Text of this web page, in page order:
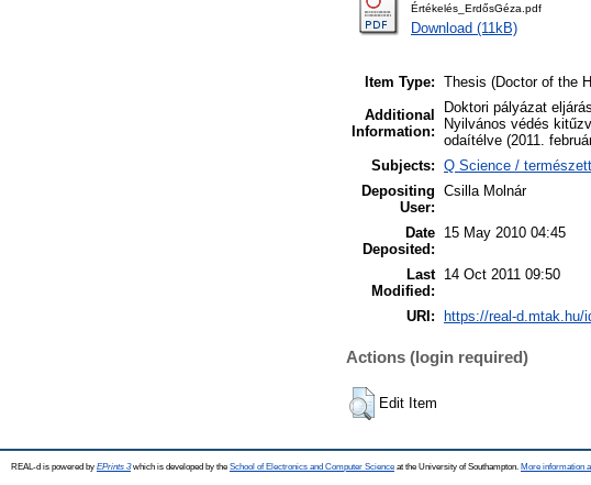
Értékelés_ErdősGéza.pdf
Download (11kB)
Item Type: Thesis (Doctor of the
Additional
Information:
Doktori pályázat
Nyilvános védés
odaítélve (2011.
Subjects: Q Science /
Depositing
User:
Csilla Molnár
Date
Deposited:
15 May 2010 04:45
Last
Modified:
14 Oct 2011 09:50
URI: https://real-d.mtak.hu/
Actions (login required)
Edit Item
REAL-d is powered by EPrints 3which is developed by the School of Electronics and Computer Science at the University of Southampton. More information